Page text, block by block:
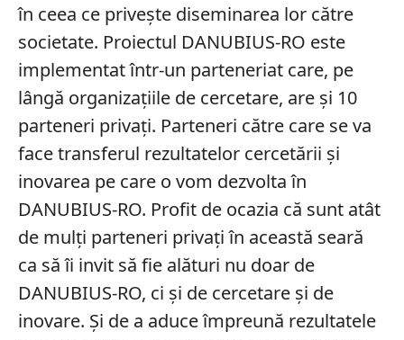
în ceea ce privește diseminarea lor către
societate. Proiectul DANUBIUS-RO este
implementat într-un parteneriat care, pe
lângă organizațiile de cercetare, are și 10
parteneri privați. Parteneri către care se va
face transferul rezultatelor cercetării și
inovarea pe care o vom dezvolta în
DANUBIUS-RO. Profit de ocazia că sunt atât
de mulți parteneri privați în această seară
ca să îi invit să fie alături nu doar de
DANUBIUS-RO, ci și de cercetare și de
inovare. Și de a aduce împreună rezultatele